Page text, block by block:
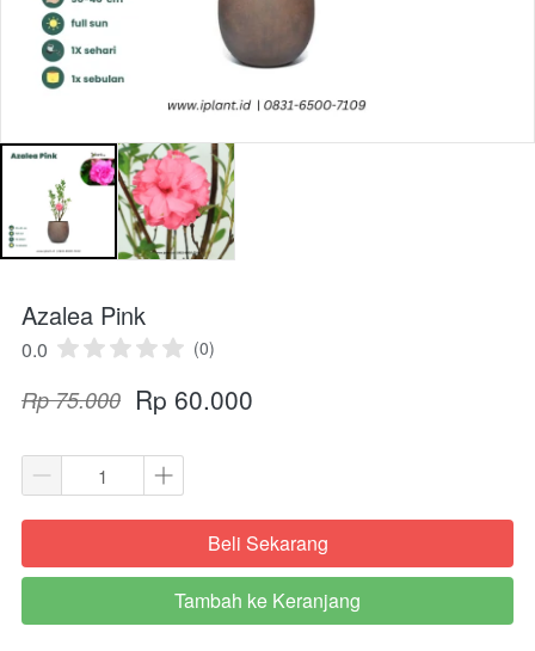
Azalea Pink
0.0 (0)
Rp 75.000 Rp 60.000
`Beli Sekarang
`
Tambah ke Keranjang